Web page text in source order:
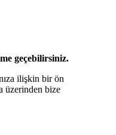
geçebilirsiniz.
ilişkin bir ön
üzerinden bize